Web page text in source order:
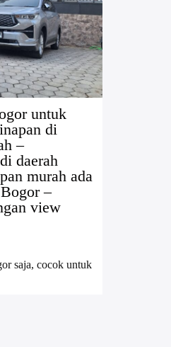
untuk
di
–
daerah
murah ada
–
view
saja, cocok untuk